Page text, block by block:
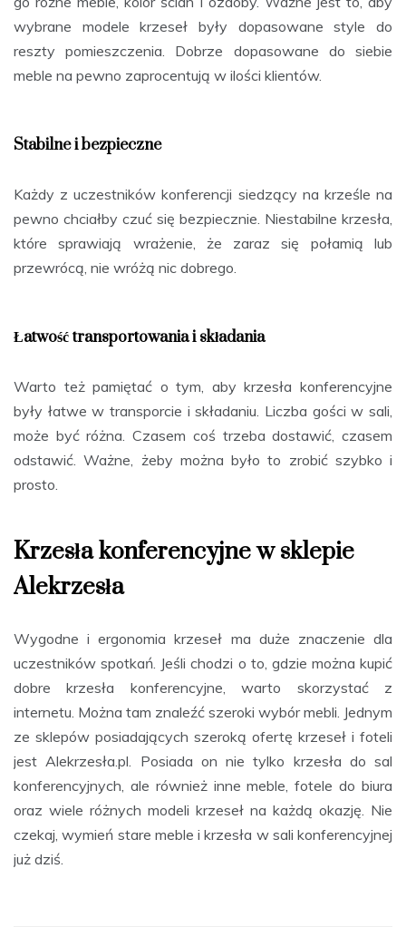
wybrane modele krzeseł były dopasowane style do
reszty pomieszczenia. Dobrze dopasowane do siebie
meble na pewno zaprocentują w ilości klientów.
Stabilne i bezpieczne
Każdy z uczestników konferencji siedzący na krześle na
pewno chciałby czuć się bezpiecznie. Niestabilne krzesła,
które sprawiają wrażenie, że zaraz się połamią lub
przewrócą, nie wróżą nic dobrego.
Łatwość transportowania i składania
Warto też pamiętać o tym, aby krzesła konferencyjne
były łatwe w transporcie i składaniu. Liczba gości w sali,
może być różna. Czasem coś trzeba dostawić, czasem
odstawić. Ważne, żeby można było to zrobić szybko i
prosto.
Krzesła konferencyjne w sklepie
Alekrzesła
Wygodne i ergonomia krzeseł ma duże znaczenie dla
uczestników spotkań. Jeśli chodzi o to, gdzie można kupić
dobre krzesła konferencyjne, warto skorzystać z
internetu. Można tam znaleźć szeroki wybór mebli. Jednym
ze sklepów posiadających szeroką ofertę krzeseł i foteli
jest Alekrzesła.pl. Posiada on nie tylko krzesła do sal
konferencyjnych, ale również inne meble, fotele do biura
oraz wiele różnych modeli krzeseł na każdą okazję. Nie
czekaj, wymień stare meble i krzesła w sali konferencyjnej
już dziś.